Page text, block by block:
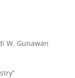
W. Gunawan